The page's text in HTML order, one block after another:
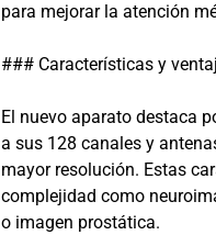
para mejorar la atención
### Características y
El nuevo aparato destaca
a sus 128 canales y
mayor resolución. Estas
complejidad como
o imagen prostática.